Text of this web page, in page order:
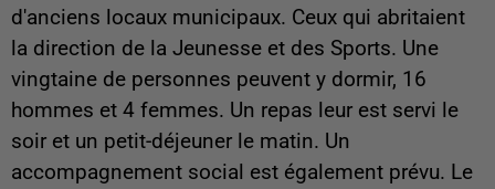
d'anciens locaux municipaux. Ceux qui abritaient
la direction de la Jeunesse et des Sports. Une
vingtaine de personnes peuvent y dormir, 16
hommes et 4 femmes. Un repas leur est servi le
soir et un petit-déjeuner le matin. Un
accompagnement social est également prévu. Le